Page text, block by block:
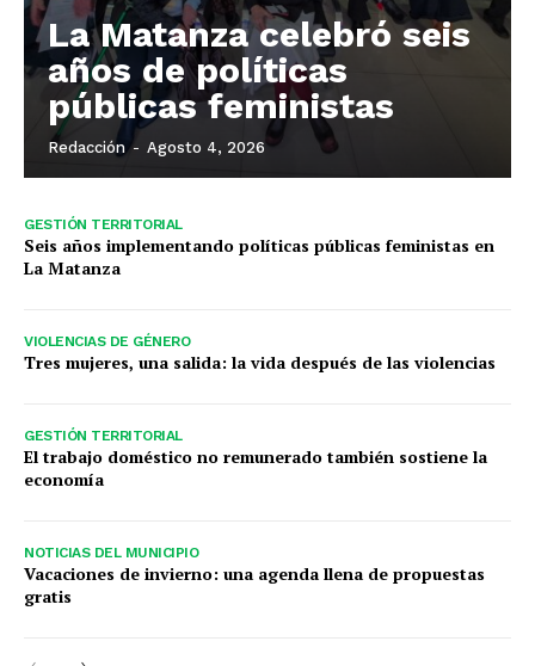
La Matanza celebró seis
años de políticas
públicas feministas
Redacción - Agosto 4, 2026
GESTIÓN TERRITORIAL
Seis años implementando políticas públicas feministas en
La Matanza
VIOLENCIAS DE GÉNERO
Tres mujeres, una salida: la vida después de las violencias
GESTIÓN TERRITORIAL
El trabajo doméstico no remunerado también sostiene la
economía
NOTICIAS DEL MUNICIPIO
Vacaciones de invierno: una agenda llena de propuestas
gratis